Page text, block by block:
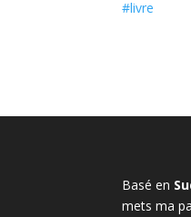
#livre
Basé en
mets ma